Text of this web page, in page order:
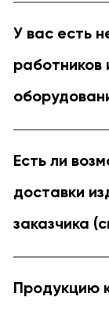
У вас есть
работников
Есть ли
доставки
заказчика
Продукцию